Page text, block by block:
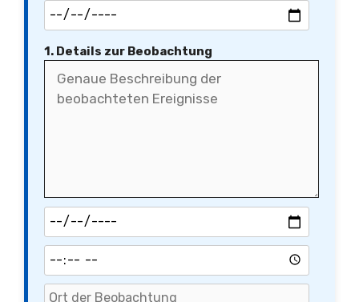
1. Details zur Beobachtung